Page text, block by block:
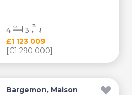
£1 123 009
[€1 290 000]
4 3
Bargemon, Maison